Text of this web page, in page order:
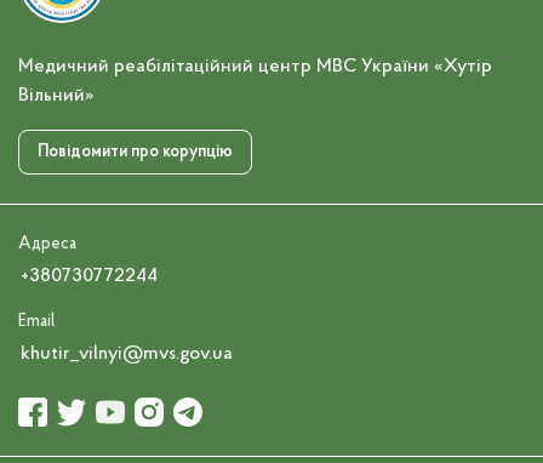
Медичний реабілітаційний центр МВС України «Хутір
Вільний»
Повідомити про корупцію
Адреса
+380730772244
Email
khutir_vilnyi@mvs.gov.ua